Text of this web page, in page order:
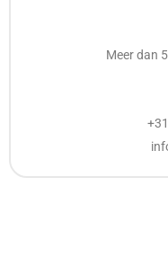
Meer dan